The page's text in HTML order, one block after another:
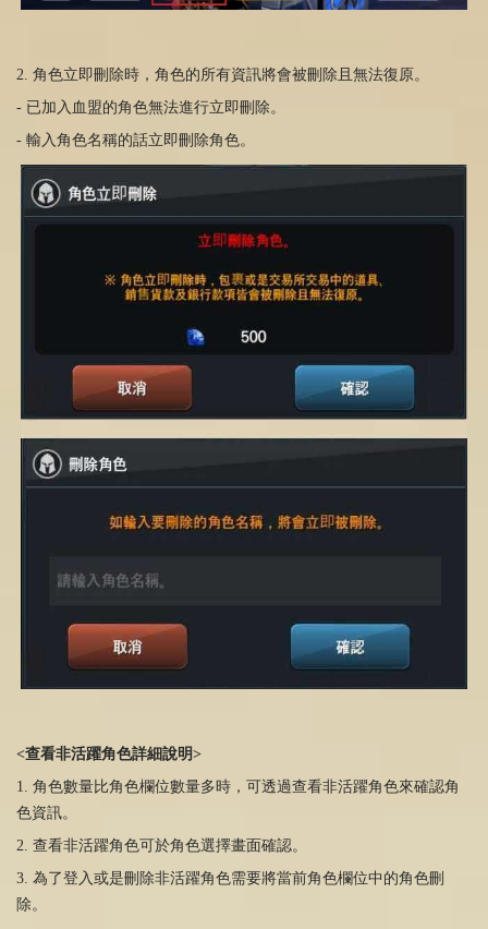
2. 角色立即刪除時，角色的所有資訊將會被刪除且無法復原。
- 已加入血盟的角色無法進行立即刪除。
- 輸入角色名稱的話立即刪除角色。
<查看非活躍角色詳細說明>
1. 角色數量比角色欄位數量多時，可透過查看非活躍角色來確認角
色資訊。
2. 查看非活躍角色可於角色選擇畫面確認。
3. 為了登入或是刪除非活躍角色需要將當前角色欄位中的角色刪
除。